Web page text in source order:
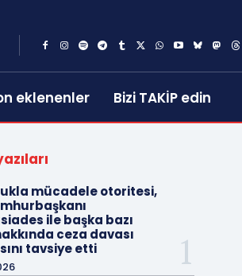
eklenenler Bizi TAKİP edin
mücadele otoritesi,
ile başka bazı
ceza davası
tavsiye etti